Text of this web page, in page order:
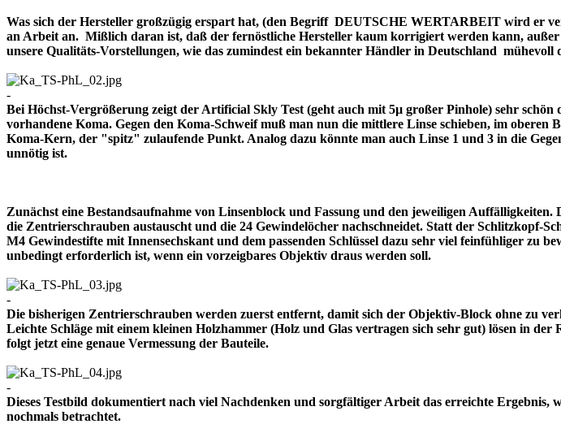
Was sich der Hersteller großzügig erspart hat, (den Begriff DEUTSCHE WERTARBEIT wird er
an Arbeit an. Mißlich daran ist, daß der fernöstliche Hersteller kaum korrigiert werden kann,
unsere Qualitäts-Vorstellungen, wie das zumindest ein bekannter Händler in Deutschland
-
Bei Höchst-Vergrößerung zeigt der Artificial Skly Test (geht auch mit 5µ großer Pinhole) sehr schön
vorhandene Koma. Gegen den Koma-Schweif muß man nun die mittlere Linse schieben, im oberen
Koma-Kern, der "spitz" zulaufende Punkt. Analog dazu könnte man auch Linse 1 und 3 in die
unnötig ist.
Zunächst eine Bestandsaufnahme von Linsenblock und Fassung und den jeweiligen Auffälligkeiten.
die Zentrierschrauben austauscht und die 24 Gewindelöcher nachschneidet. Statt der Schlitzkopf-
M4 Gewindestifte mit Innensechskant und dem passenden Schlüssel dazu sehr viel feinfühliger zu
unbedingt erforderlich ist, wenn ein vorzeigbares Objektiv draus werden soll.
-
Die bisherigen Zentrierschrauben werden zuerst entfernt, damit sich der Objektiv-Block ohne zu
Leichte Schläge mit einem kleinen Holzhammer (Holz und Glas vertragen sich sehr gut) lösen in
folgt jetzt eine genaue Vermessung der Bauteile.
-
Dieses Testbild dokumentiert nach viel Nachdenken und sorgfältiger Arbeit das erreichte Ergebnis,
nochmals betrachtet.